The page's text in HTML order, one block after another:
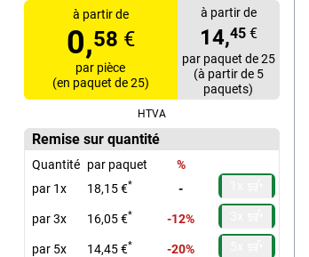
à partir de
0,58 €
par pièce
(en paquet de 25)
à partir de
14,45 €
par paquet de 25
(à partir de 5
paquets)
HTVA
Remise sur quantité
Quantité par paquet
%
par 1x
18,15 €* -
par 3x 16,05 €* -12%
par 5x 14,45 €* -20%